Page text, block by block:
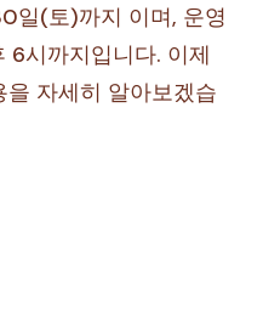
일(토)까지 이며, 운영
6시까지입니다. 이제
자세히 알아보겠습